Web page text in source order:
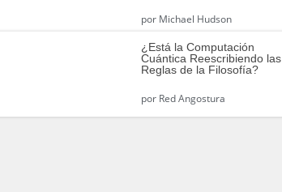
porMichael Hudson
¿Está la Computación
Cuántica Reescribiendo las
Reglas de la Filosofía?
porRed Angostura